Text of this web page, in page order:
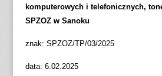
komputerowych i telefonicznych,
SPZOZ w Sanoku
znak: SPZOZ/TP/03/2025
data: 6.02.2025